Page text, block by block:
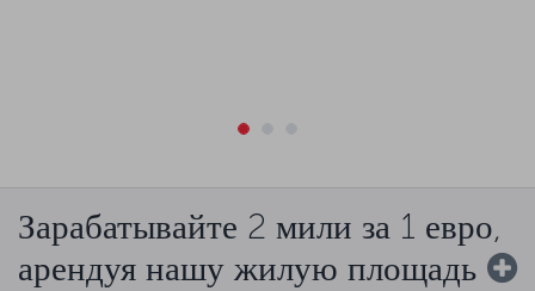
Зарабатывайте 2 мили за 1 евро,
арендуя нашу жилую площадь